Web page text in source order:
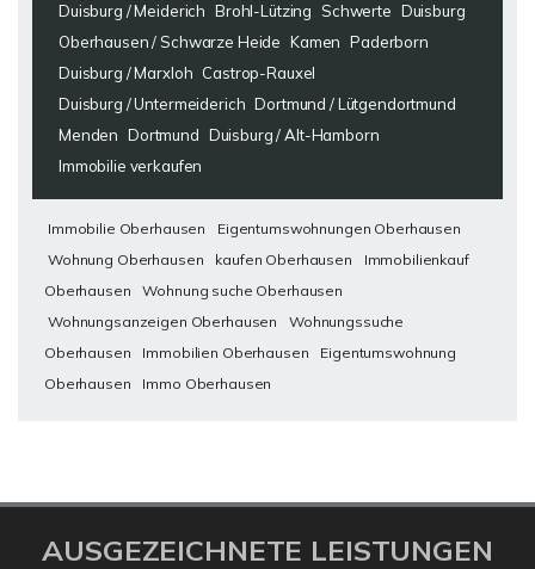
Duisburg / Meiderich Brohl-Lützing Schwerte Duisburg
Oberhausen / Schwarze Heide Kamen Paderborn
Duisburg / Marxloh Castrop-Rauxel
Duisburg / Untermeiderich Dortmund / Lütgendortmund
Menden Dortmund Duisburg / Alt-Hamborn
Immobilie verkaufen
Immobilie Oberhausen
Eigentumswohnungen Oberhausen
Wohnung Oberhausen
kaufen Oberhausen
Immobilienkauf
Oberhausen
Wohnung suche Oberhausen
Wohnungsanzeigen Oberhausen
Wohnungssuche
Oberhausen
Immobilien Oberhausen
Eigentumswohnung
Oberhausen
Immo Oberhausen
AUSGEZEICHNETE LEISTUNGEN